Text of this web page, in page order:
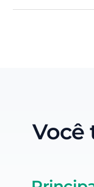
Você